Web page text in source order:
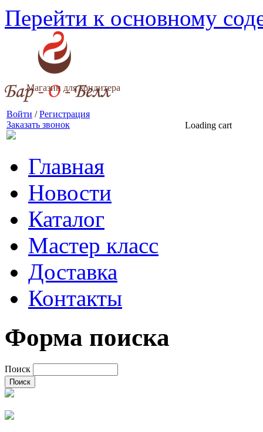
Перейти к основному
Магазин для кондитера
Войти /Регистрация
Заказать звонок
Loading cart
Главная
Новости
Каталог
Мастер класс
Доставка
Контакты
Форма поиска
Поиск